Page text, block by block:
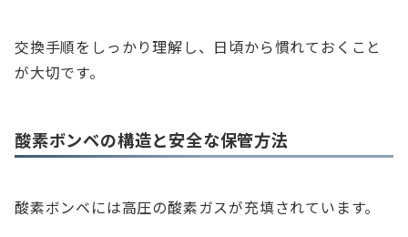
交換手順をしっかり理解し、日頃から慣れておくこと
が大切です。
酸素ボンベの構造と安全な保管方法
酸素ボンベには高圧の酸素ガスが充填されています。